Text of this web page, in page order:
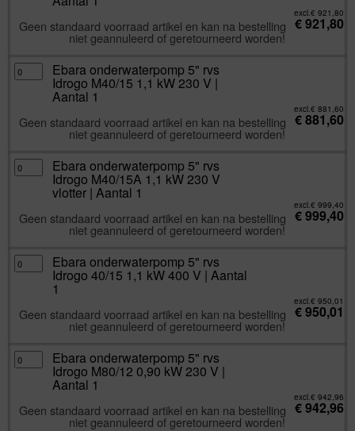
0,90
kW
Aantal
1
aantal
excl.€ 921,80
€921,80
Geen standaard voorraad artikel en kan na bestelling
niet geannuleerd of geretourneerd worden!
Ebara
onderwaterpomp
5"
1,1
kW
Aantal
1
aantal
Ebara onderwaterpomp 5" rvs
Idrogo M40/15 1,1 kW 230 V |
Aantal 1
excl.€ 881,60
€881,60
Geen standaard voorraad artikel en kan na bestelling
niet geannuleerd of geretourneerd worden!
Ebara
onderwaterpomp
5"
1,1
kW
|
Aantal
1
Ebara onderwaterpomp 5" rvs
Idrogo M40/15A 1,1 kW 230 V
vlotter | Aantal 1
excl.€ 999,40
€999,40
Geen standaard voorraad artikel en kan na bestelling
niet geannuleerd of geretourneerd worden!
Ebara
onderwaterpomp
5"
1,1
kW
Aantal
1
aantal
Ebara onderwaterpomp 5" rvs
Idrogo 40/15 1,1 kW 400 V | Aantal
1
excl.€ 950,01
€950,01
Geen standaard voorraad artikel en kan na bestelling
niet geannuleerd of geretourneerd worden!
Ebara
onderwaterpomp
5"
0,90
kW
Ebara onderwaterpomp 5" rvs
Idrogo M80/12 0,90 kW 230 V |
Aantal 1
excl.€ 942,96
€942,96
Geen standaard voorraad artikel en kan na bestelling
niet geannuleerd of geretourneerd worden!